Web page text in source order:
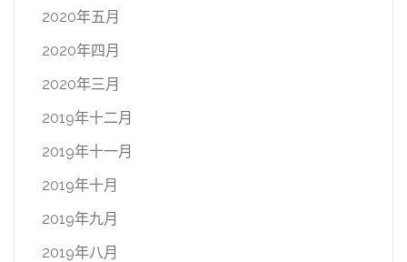
2020年五月
2020年四月
2020年三月
2019年十二月
2019年十一月
2019年十月
2019年九月
2019年八月